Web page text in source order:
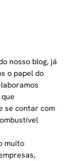
nosso blog, já
o papel do
se contar com
muito